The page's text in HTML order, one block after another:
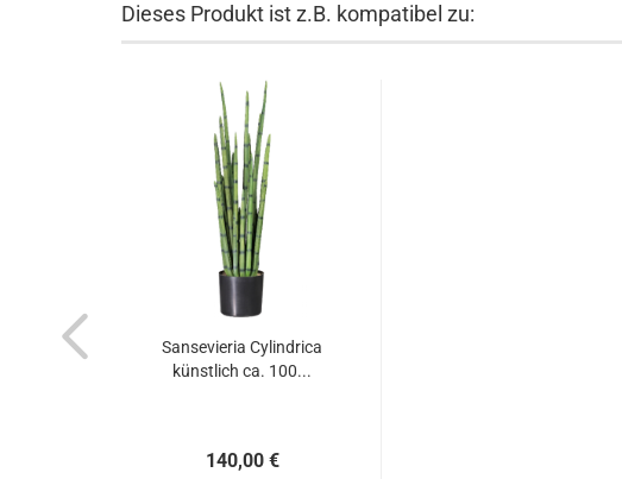
Dieses Produkt ist z.B. kompatibel zu:
Sansevieria Cylindrica
künstlich ca. 100...
140,00 €